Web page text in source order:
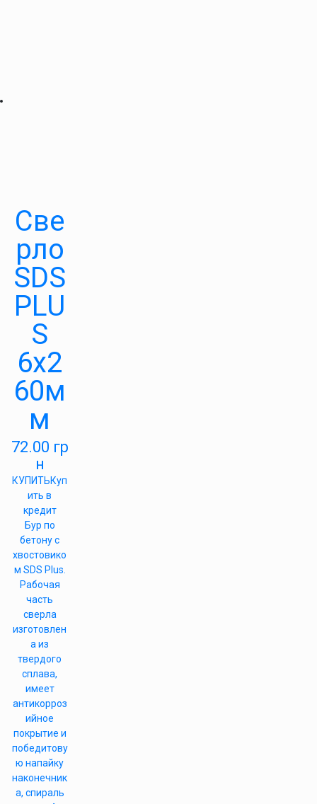
Све
рло
SDS
PLU
S
6х2
60м
м
72.00 гр
н
КУПИТЬКуп
ить в
кредит
Бур по
бетону с
хвостовико
м SDS Plus.
Рабочая
часть
сверла
изготовлен
а из
твердого
сплава,
имеет
антикорроз
ийное
покрытие и
победитову
ю напайку
наконечник
а, спираль